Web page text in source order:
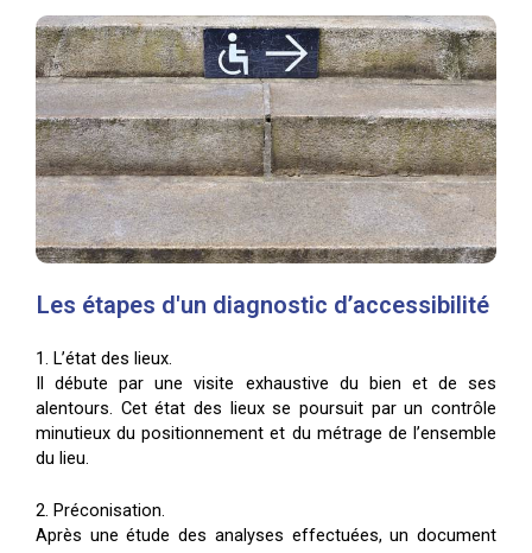
Les étapes d'un diagnostic d’accessibilité ​
1. L’état des lieux.
Il débute par une visite exhaustive du bien et de ses
alentours. Cet état des lieux se poursuit par un contrôle
minutieux du positionnement et du métrage de l’ensemble
du lieu.
2. Préconisation.
Après une étude des analyses effectuées, un document